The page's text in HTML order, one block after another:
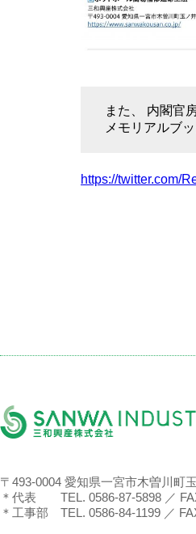
また、 内閣官
メモリアルブ
https://twitter.com/
〒493-0004 愛知県一宮市木曽川町
＊代表 TEL. 0586-87-5898 ／
＊工事部 TEL. 0586-84-1199 ／